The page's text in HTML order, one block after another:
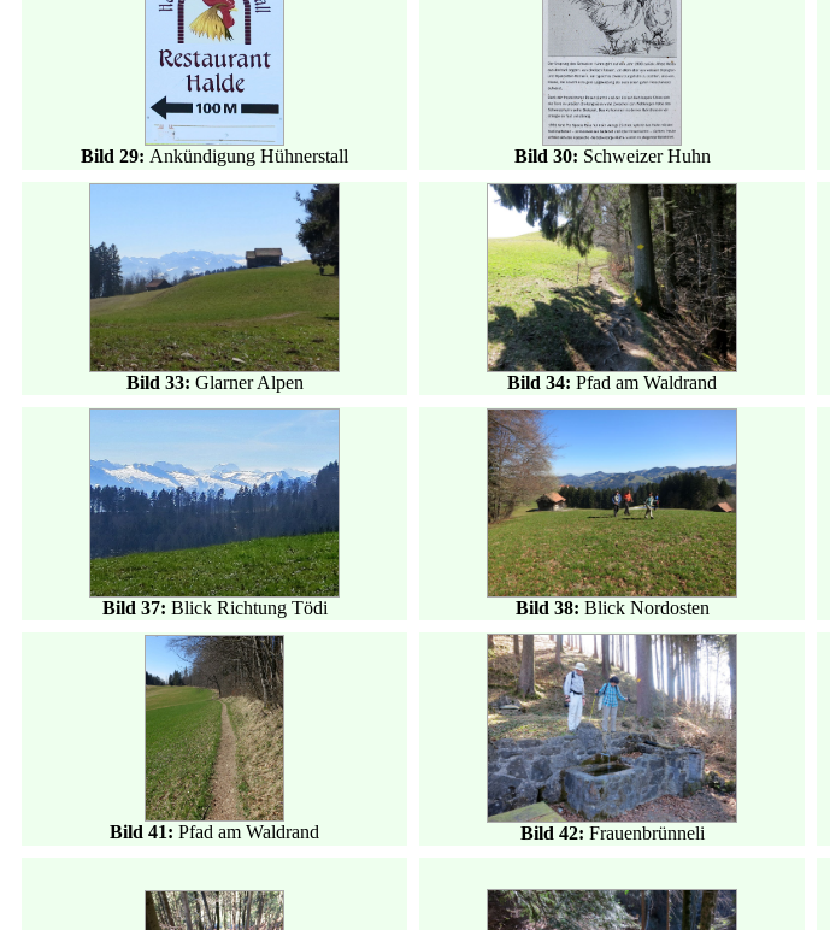
Bild 29: Ankündigung Hühnerstall Bild 30: Schweizer Huhn
Bild 33: Glarner Alpen Bild 34: Pfad am Waldrand
Bild 37: Blick Richtung Tödi Bild 38: Blick Nordosten
Bild 41: Pfad am Waldrand Bild 42: Frauenbrünneli